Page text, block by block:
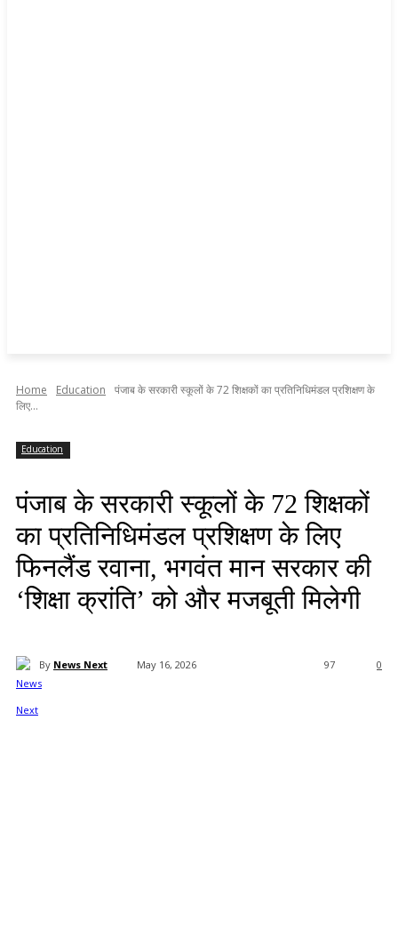
Home Education
पंजाब के सरकारी स्कूलों के 72 शिक्षकों का प्रतिनिधिमंडल प्रशिक्षण के
लिए...
Education
पंजाब के सरकारी स्कूलों के 72 शिक्षकों
का प्रतिनिधिमंडल प्रशिक्षण के लिए
फिनलैंड रवाना, भगवंत मान सरकार की
‘शिक्षा क्रांति’ को और मजबूती मिलेगी
By News Next May 16, 2026 0
97